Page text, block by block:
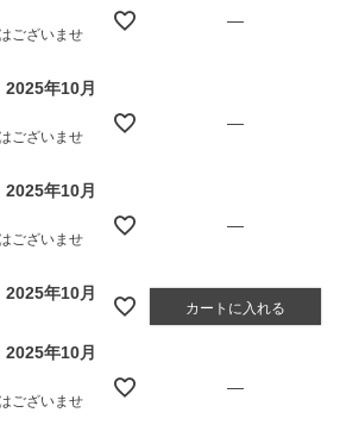
ございませ
—
年10月
ございませ
—
年10月
ございませ
—
年10月
カートに入れる
年10月
ございませ
—